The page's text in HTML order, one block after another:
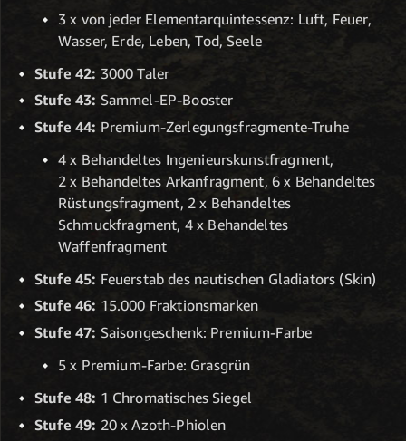
3 x von jeder Elementarquintessenz: Luft, Feuer,
Wasser, Erde, Leben, Tod, Seele
Stufe 42: 3000 Taler
Stufe 43: Sammel-EP-Booster
Stufe 44: Premium-Zerlegungsfragmente-Truhe
4 x Behandeltes Ingenieurskunstfragment,
2 x Behandeltes Arkanfragment, 6 x Behandeltes
Rüstungsfragment, 2 x Behandeltes
Schmuckfragment, 4 x Behandeltes
Waffenfragment
Stufe 45: Feuerstab des nautischen Gladiators (Skin)
Stufe 46: 15.000 Fraktionsmarken
Stufe 47: Saisongeschenk: Premium-Farbe
5 x Premium-Farbe: Grasgrün
Stufe 48: 1 Chromatisches Siegel
Stufe 49: 20 x Azoth-Phiolen